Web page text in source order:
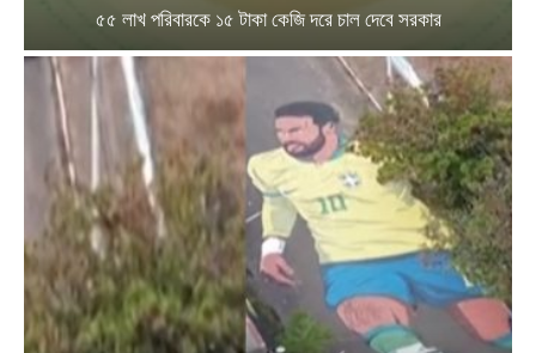
৫৫ লাখ পরিবারকে ১৫ টাকা কেজি দরে চাল দেবে সরকার